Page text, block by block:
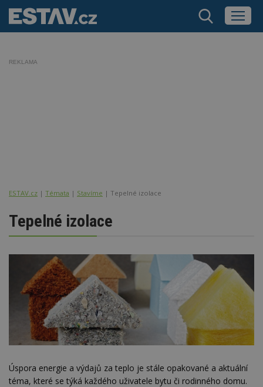
REKLAMA
ESTAV.cz Témata Stavíme Tepelné izolace
Tepelné izolace
Úspora energie a výdajů za teplo je stále opakované a aktuální
téma, které se týká každého uživatele bytu či rodinného domu.